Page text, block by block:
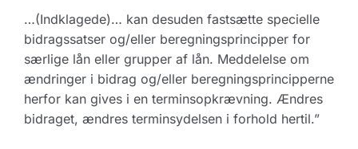
…(Indklagede)… kan desuden fastsætte specielle
bidragssatser og/eller beregningsprincipper for
særlige lån eller grupper af lån. Meddelelse om
ændringer i bidrag og/eller beregningsprincipperne
herfor kan gives i en terminsopkrævning. Ændres
bidraget, ændres terminsydelsen i forhold hertil.”